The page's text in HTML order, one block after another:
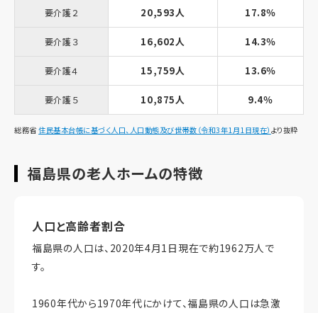
要介護２ 20,593人 17.8％
要介護３ 16,602人 14.3％
要介護４ 15,759人 13.6％
要介護５ 10,875人 9.4％
総務省住民基本台帳に基づく人口、人口動態及び世帯数（令和3年1月1日現在） より抜粋
福島県の老人ホームの特徴
人口と高齢者割合
福島県の人口は、2020年4月1日現在で約1962万人で
す。
1960年代から1970年代にかけて、福島県の人口は急激